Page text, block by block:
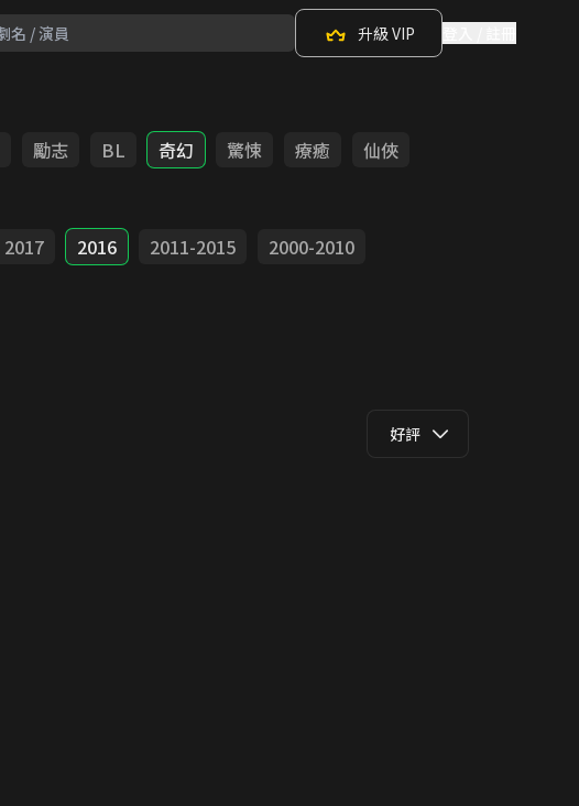
升級 VIP
勵志 BL 奇幻 驚悚 療癒
仙俠
2017 2016 2011-2015
2000-2010
好評